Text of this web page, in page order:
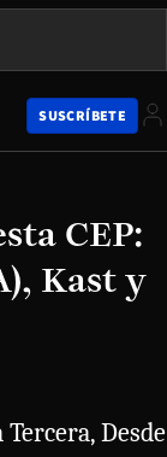
SUSCRÍBETE
CEP:
Kast y
Desde